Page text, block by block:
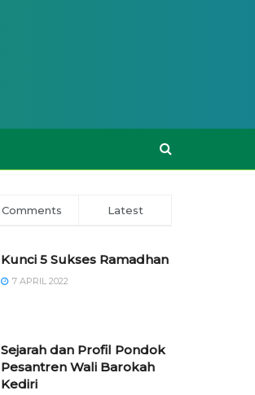
Comments Latest
Kunci 5 Sukses Ramadhan
7 APRIL 2022
Sejarah dan Profil Pondok
Pesantren Wali Barokah
Kediri